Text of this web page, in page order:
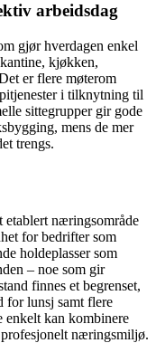
arbeidsdag
gjør hverdagen enkel
kjøkken,
er flere møterom
i tilknytning til
sittegrupper gir gode
mens de mer
trengs.
etablert næringsområde
for bedrifter som
holdeplasser som
– noe som gir
finnes et begrenset,
for lunsj samt flere
enkelt kan kombinere
næringsmiljø.